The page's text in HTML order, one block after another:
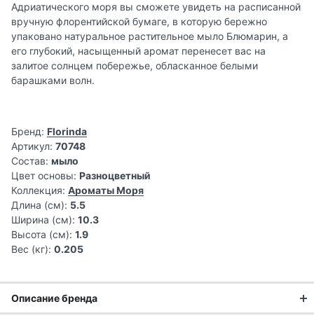
Адриатического моря вы сможете увидеть на расписанной
вручную флорентийской бумаге, в которую бережно
упаковано натуральное растительное мыло Блюмарин, а
его глубокий, насыщенный аромат перенесет вас на
залитое солнцем побережье, обласканное белыми
барашками волн.
Бренд: Florinda
Артикул: 70748
Состав: мыло
Цвет основы: Разноцветный
Коллекция: Ароматы Моря
Длина (см): 5.5
Ширина (см): 10.3
Высота (см): 1.9
Вес (кг): 0.205
Описание бренда